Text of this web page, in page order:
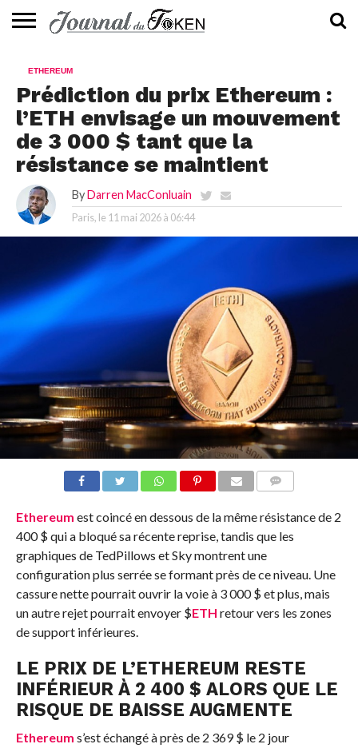
📰
EVALUATION
GUIDE
TENDANCES
À
CONTACTEZ-
ETHEREUM
Prédiction du prix Ethereum :
l’ETH envisage un mouvement
de 3 000 $ tant que la
résistance se maintient
By Darren MacConluain
Paris, le 11 mai 2026 à 06:44
Ethereum est coincé en dessous de la même résistance de 2
400 $ qui a bloqué sa récente reprise, tandis que les
graphiques de TedPillows et Sky montrent une
configuration plus serrée se formant près de ce niveau. Une
cassure nette pourrait ouvrir la voie à 3 000 $ et plus, mais
un autre rejet pourrait envoyer $ETH retour vers les zones
de support inférieures.
LE PRIX DE L’ETHEREUM RESTE
INFÉRIEUR À 2 400 $ ALORS QUE LE
RISQUE DE BAISSE AUGMENTE
Ethereum s’est échangé à près de 2 369 $ le 2 jour